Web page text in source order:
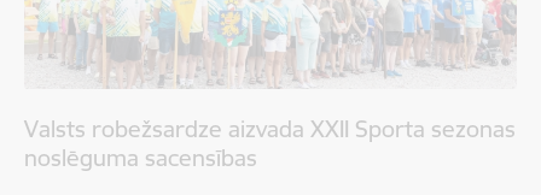
Valsts robežsardze aizvada XXII Sporta sezonas
noslēguma sacensības